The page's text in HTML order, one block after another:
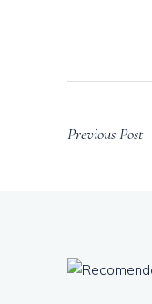
Previous Post